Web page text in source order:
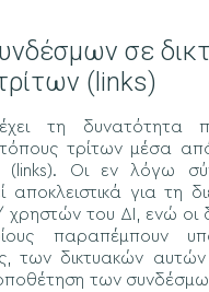
σε
(links)
τη δυνατότητα
τόπους τρίτων μέσα
(links). Οι εν λόγω
αποκλειστικά για τη
χρηστών του ΔΙ, ενώ οι
παραπέμπουν
των δικτυακών
των